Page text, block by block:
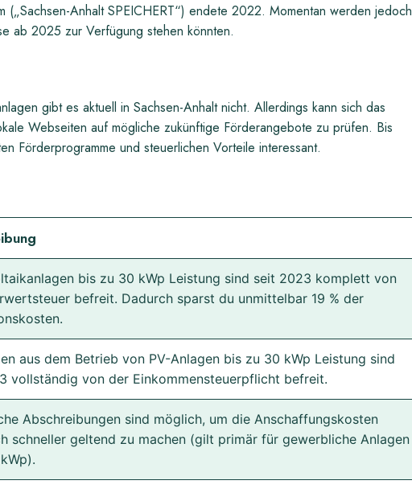
(„Sachsen-Anhalt SPEICHERT“) endete 2022. Momentan werden jedoch
ab 2025 zur Verfügung stehen könnten.
gibt es aktuell in Sachsen-Anhalt nicht. Allerdings kann sich das
Webseiten auf mögliche zukünftige Förderangebote zu prüfen. Bis
Förderprogramme und steuerlichen Vorteile interessant.
bis zu 30 kWp Leistung sind seit 2023 komplett von
befreit. Dadurch sparst du unmittelbar 19 % der
aus dem Betrieb von PV-Anlagen bis zu 30 kWp Leistung sind
vollständig von der Einkommensteuerpflicht befreit.
Abschreibungen sind möglich, um die Anschaffungskosten
schneller geltend zu machen (gilt primär für gewerbliche Anlagen